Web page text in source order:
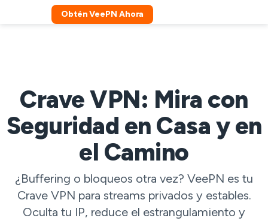
Obtén VeePN Ahora
Crave VPN: Mira con
Seguridad en Casa y en
el Camino
¿Buffering o bloqueos otra vez? VeePN es tu
Crave VPN para streams privados y estables.
Oculta tu IP, reduce el estrangulamiento y